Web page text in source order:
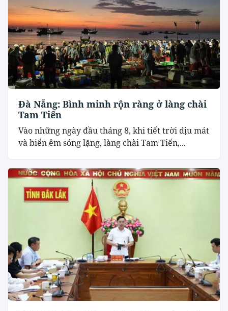
Đà Nẵng: Bình minh rộn ràng ở làng chài
Tam Tiến
Vào những ngày đầu tháng 8, khi tiết trời dịu mát
và biển êm sóng lặng, làng chài Tam Tiến,...